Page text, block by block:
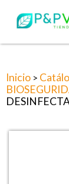
Inicio >